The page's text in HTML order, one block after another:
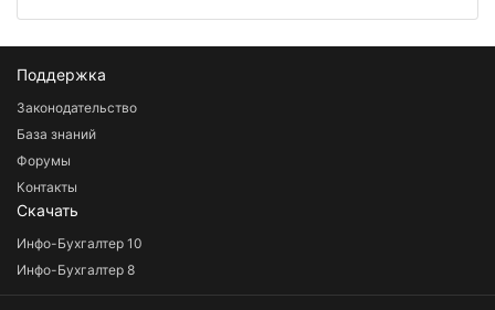
Поддержка
Законодательство
База знаний
Форумы
Контакты
Скачать
Инфо-Бухгалтер 10
Инфо-Бухгалтер 8